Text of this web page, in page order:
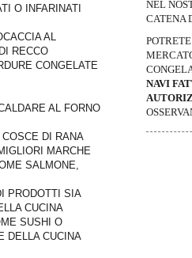
O INFARINATI
AL
RECCO
CONGELATE
AL FORNO
DI RANA
MARCHE
SALMONE,
PRODOTTI SIA
CUCINA
SUSHI O
DELLA CUCINA
NEL
CATENA
NAVI